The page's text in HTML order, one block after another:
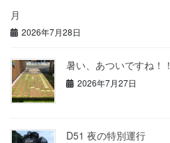
月
2026年7月28日
暑い、あついですね！！
2026年7月27日
D51 夜の特別運行